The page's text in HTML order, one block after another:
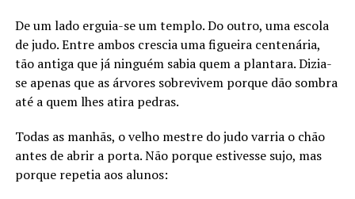
De um lado erguia-se um templo. Do outro, uma escola
de judo. Entre ambos crescia uma figueira centenária,
tão antiga que já ninguém sabia quem a plantara. Dizia-
se apenas que as árvores sobrevivem porque dão sombra
até a quem lhes atira pedras.
Todas as manhãs, o velho mestre do judo varria o chão
antes de abrir a porta. Não porque estivesse sujo, mas
porque repetia aos alunos: